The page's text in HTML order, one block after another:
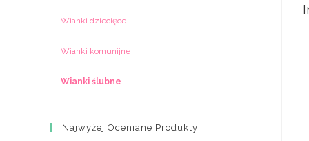
Wianki dziecięce
Wianki komunijne
Wianki ślubne
Najwyżej Oceniane Produkty